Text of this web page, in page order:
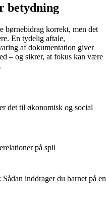
betydning
børnebidrag korrekt, men det
En tydelig aftale,
af dokumentation giver
– og sikrer, at fokus kan være
det til økonomisk og social
på spil
inddrager du barnet på en